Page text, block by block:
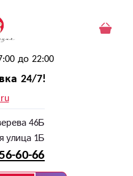
до 22:00
24/7!
46Б
улица 1Б
60-66